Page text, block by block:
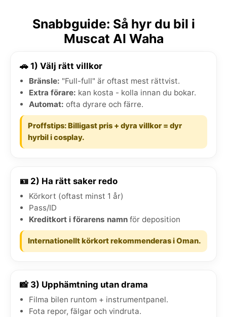
Snabbguide: Så hyr du bil i
Muscat Al Waha
🚗 1) Välj rätt villkor
Bränsle: "Full-full" är oftast mest rättvist.
Extra förare: kan kosta - kolla innan du bokar.
Automat: ofta dyrare och färre.
Proffstips: Billigast pris + dyra villkor = dyr
hyrbil i cosplay.
🪪 2) Ha rätt saker redo
Körkort (oftast minst 1 år)
Pass/ID
Kreditkort i förarens namn för deposition
Internationellt körkort rekommenderas i Oman.
📸 3) Upphämtning utan drama
Filma bilen runtom + instrumentpanel.
Fota repor, fälgar och vindruta.